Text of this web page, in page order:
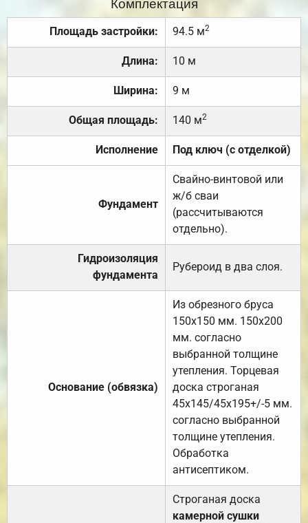
Площадь застройки: 94.5 м2
Длина: 10 м
Ширина: 9 м
Общая площадь: 140 м2
Исполнение Под ключ (с отделкой)
Фундамент
Свайно-винтовой или
ж/б сваи
(рассчитываются
отдельно).
Гидроизоляция
фундамента
Рубероид в два слоя.
Основание (обвязка)
Из обрезного бруса
150х150 мм. 150х200
мм. согласно
выбранной толщине
утепления. Торцевая
доска строганая
45х145/45х195+/-5 мм.
согласно выбранной
толщине утепления.
Обработка
антисептиком.
Строганая доска
камерной сушки